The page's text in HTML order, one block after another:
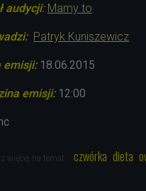
audycji: Mamy to
Patryk Kuniszewicz
emisji:18.06.2015
emisji:12:00
więcej na temat: czwórka dieta